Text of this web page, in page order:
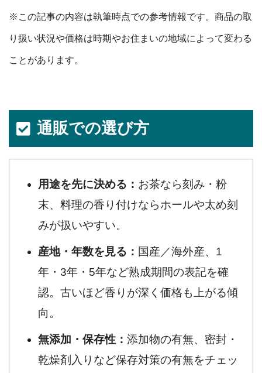
※この記事の内容は執筆時点での参考情報です。商品の取
り扱い状況や価格は時期やお住まいの地域によって変わる
ことがあります。
通販での選び方
用途を先に決める： お茶なら刻み・粉
末、料理の香り付けならホールや太め刻
みが扱いやすい。
産地・年数を見る： 国産／海外産、1
年・3年・5年など熟成期間の表記を確
認。古いほど香りが深く価格も上がる傾
向。
無添加・保存性： 添加物の有無、密封・
乾燥剤入りなど保存対策の有無をチェッ